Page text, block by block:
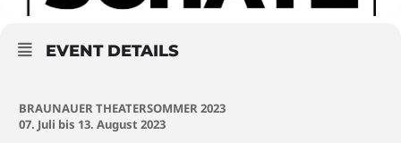
EVENT DETAILS
BRAUNAUER THEATERSOMMER 2023
07. Juli bis 13. August 2023